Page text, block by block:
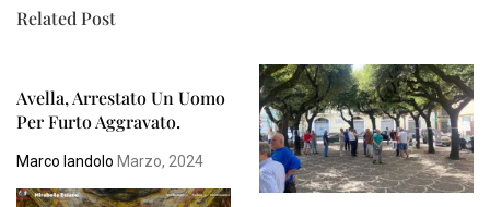
Related Post
Avella, Arrestato Un Uomo
Per Furto Aggravato.
Marco Iandolo Marzo, 2024